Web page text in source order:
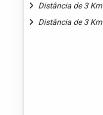
Distância de 3 Km
Distância de 3 Km